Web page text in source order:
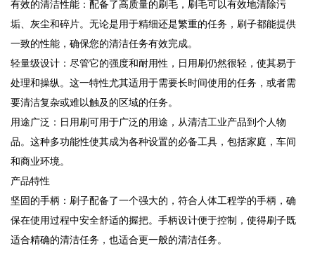
有效的清洁性能：配备了高质量的刷毛，刷毛可以有效地清除污
垢、灰尘和碎片。无论是用于精细还是繁重的任务，刷子都能提供
一致的性能，确保您的清洁任务有效完成。
轻量级设计：尽管它的强度和耐用性，日用刷仍然很轻，使其易于
处理和操纵。这一特性尤其适用于需要长时间使用的任务，或者需
要清洁复杂或难以触及的区域的任务。
用途广泛：日用刷可用于广泛的用途，从清洁工业产品到个人物
品。这种多功能性使其成为各种设置的必备工具，包括家庭，车间
和商业环境。
产品特性
坚固的手柄：刷子配备了一个强大的，符合人体工程学的手柄，确
保在使用过程中安全舒适的握把。手柄设计便于控制，使得刷子既
适合精确的清洁任务，也适合更一般的清洁任务。